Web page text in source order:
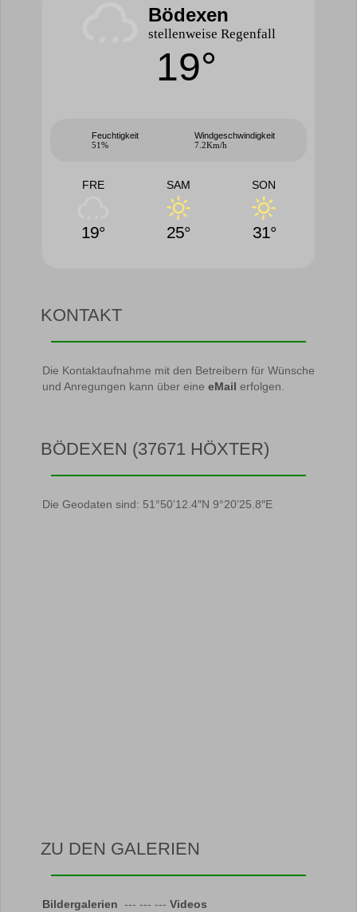
Bödexen
stellenweise Regenfall
19°
Feuchtigkeit
51%
Windgeschwindigkeit
7.2Km/h
FRE
19°
SAM
25°
SON
31°
KONTAKT
Die Kontaktaufnahme mit den Betreibern für Wünsche
und Anregungen kann über eine eMail erfolgen.
BÖDEXEN (37671 HÖXTER)
Die Geodaten sind: 51°50’12.4″N 9°20’25.8″E
ZU DEN GALERIEN
Bildergalerien --- --- --- Videos